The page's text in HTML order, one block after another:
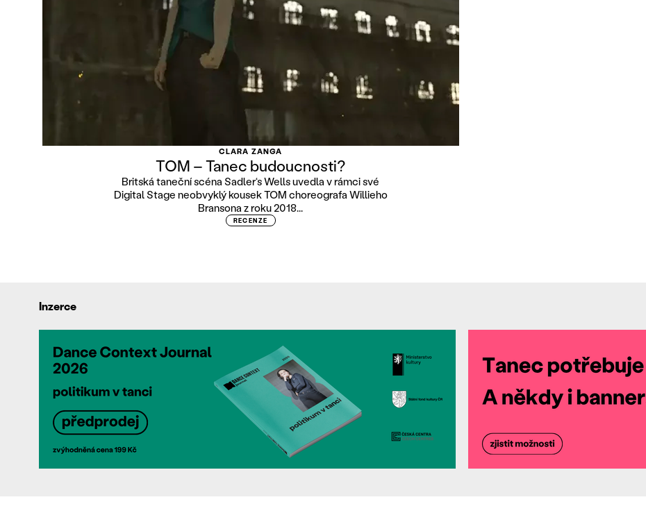
CLARA ZANGA
TOM – Tanec budoucnosti?
Britská taneční scéna Sadler‘s Wells uvedla v rámci své
Digital Stage neobvyklý kousek TOM choreografa Willieho
Bransona z roku 2018...
RECENZE
Inzerce